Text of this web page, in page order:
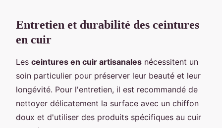
Entretien et durabilité des ceintures
en cuir
Les ceintures en cuir artisanales nécessitent un
soin particulier pour préserver leur beauté et leur
longévité. Pour l'entretien, il est recommandé de
nettoyer délicatement la surface avec un chiffon
doux et d'utiliser des produits spécifiques au cuir